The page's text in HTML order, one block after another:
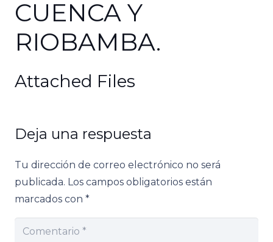
CUENCA Y
RIOBAMBA.
Attached Files
Deja una respuesta
Tu dirección de correo electrónico no será
publicada. Los campos obligatorios están
marcados con *